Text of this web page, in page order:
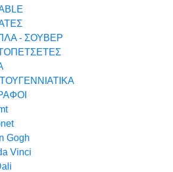
- ΣΟΥΒΕΡ
Gogh
Vinci